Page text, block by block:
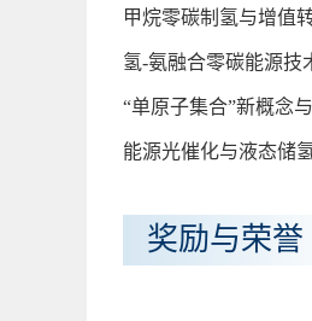
甲烷零碳制氢与增值
氢-氨融合零碳能源技
“单原子集合”新概念
能源光催化与液态储
奖励与荣誉